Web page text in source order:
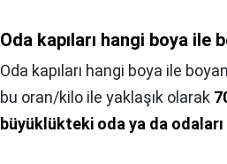
Oda kapıları hangi boya ile
Oda kapıları hangi boya ile
bu oran/kilo ile yaklaşık olarak
büyüklükteki oda ya da